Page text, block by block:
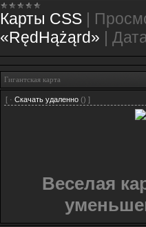
Карты CSS
«RędHążąrd»
Гигантская карта
[ · Скачать удаленно () ]
Веселая